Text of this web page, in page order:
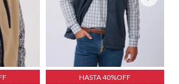
HASTA 40%OFF
Calzado